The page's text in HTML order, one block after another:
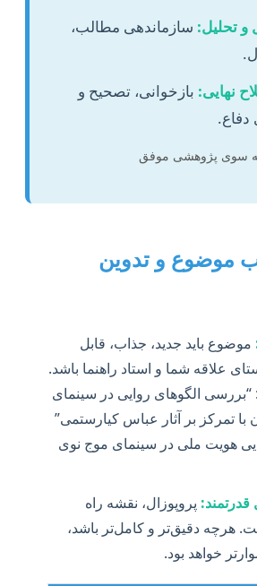
سازماندهی مطالب،
بازخوانی، تصحیح و
دفاع.
سوی پژوهشی موفق
موضوع و تدوین
موضوع باید جدید، جذاب، قابل
علاقه شما و استاد راهنما باشد.
“بررسی الگوهای روایی در سینمای
با تمرکز بر آثار عباس کیارستمی”
هویت ملی در سینمای موج نوی
قدرتمند: پروپوزال، نقشه راه
هرچه دقیق‌تر و کامل‌تر باشد،
خواهد بود.